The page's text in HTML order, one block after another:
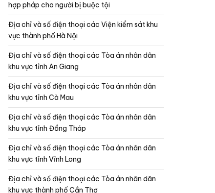
hợp pháp cho người bị buộc tội
Địa chỉ và số điện thoại các Viện kiểm sát khu
vực thành phố Hà Nội
Địa chỉ và số điện thoại các Tòa án nhân dân
khu vực tỉnh An Giang
Địa chỉ và số điện thoại các Tòa án nhân dân
khu vực tỉnh Cà Mau
Địa chỉ và số điện thoại các Tòa án nhân dân
khu vực tỉnh Đồng Tháp
Địa chỉ và số điện thoại các Tòa án nhân dân
khu vực tỉnh Vĩnh Long
Địa chỉ và số điện thoại các Tòa án nhân dân
khu vực thành phố Cần Thơ